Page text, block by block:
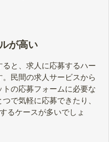
が高い
と、求人に応募するハー
。民間の求人サービスから
の応募フォームに必要な
で気軽に応募できたり、
るケースが多いでしょ